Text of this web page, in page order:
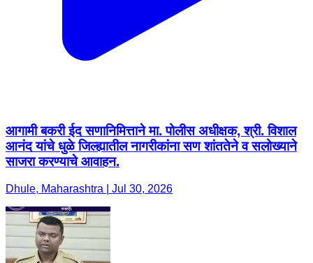
आगामी बकरी ईद सणानिमित्ताने मा. पोलीस अधीक्षक, श्री. विशाल
आनंद यांचे धुळे जिल्ह्यातील नागरीकांना सण शांततेने व सलोख्याने
साजरा करण्याचे आवाहन.
Dhule, Maharashtra | Jul 30, 2026